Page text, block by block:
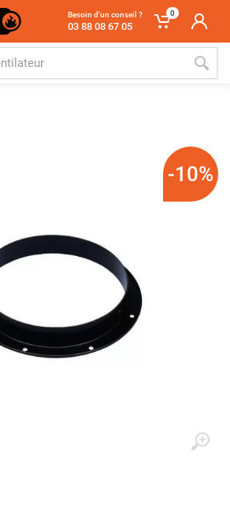
Besoin d'un conseil ?
03 88 08 67 05
0
-10%